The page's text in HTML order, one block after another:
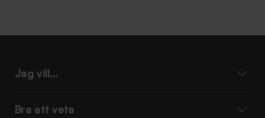
Jag vill...
Bra att veta